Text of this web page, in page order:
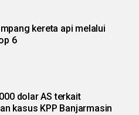
kereta api melalui
6
dolar AS terkait
kasus KPP Banjarmasin